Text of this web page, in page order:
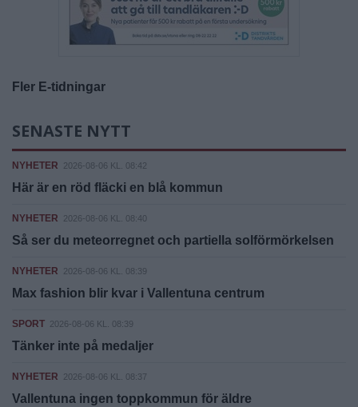
Fler E-tidningar
SENASTE NYTT
NYHETER 2026-08-06 KL. 08:42
Här är en röd fläcki en blå kommun
NYHETER 2026-08-06 KL. 08:40
Så ser du meteorregnet och partiella solförmörkelsen
NYHETER 2026-08-06 KL. 08:39
Max fashion blir kvar i Vallentuna centrum
SPORT 2026-08-06 KL. 08:39
Tänker inte på medaljer
NYHETER 2026-08-06 KL. 08:37
Vallentuna ingen toppkommun för äldre